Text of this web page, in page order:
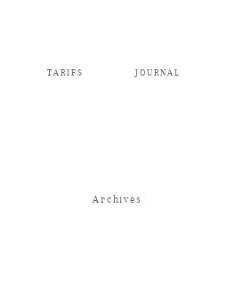
TARIFS JOURNAL
Archives